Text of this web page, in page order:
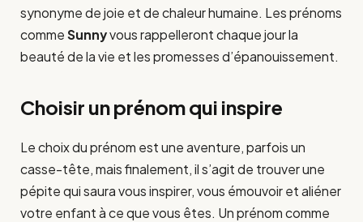
synonyme de joie et de chaleur humaine. Les prénoms
commeSunnyvous rappelleront chaque jour la
beauté de la vie et les promesses d’épanouissement.
Choisir un prénom qui inspire
Le choix du prénom est une aventure, parfois un
casse-tête, mais finalement, il s’agit de trouver une
pépite qui saura vous inspirer, vous émouvoir et aliéner
votre enfant à ce que vous êtes. Un prénom comme